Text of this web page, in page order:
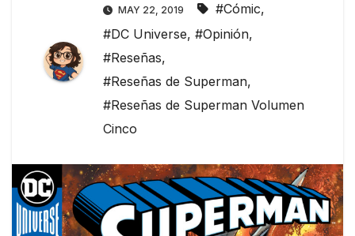
MAY 22, 2019 #Cómic,
#DC Universe, #Opinión,
#Reseñas,
#Reseñas de Superman,
#Reseñas de Superman Volumen
Cinco